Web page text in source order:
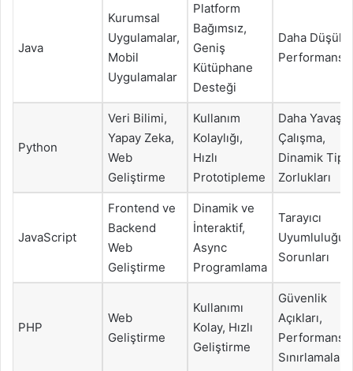
Java
Kurumsal
Uygulamalar,
Mobil
Uygulamalar
Platform
Bağımsız,
Geniş
Kütüphane
Desteği
Daha Düşük
Performans
Python
Veri Bilimi,
Yapay Zeka,
Web
Geliştirme
Kullanım
Kolaylığı,
Hızlı
Prototipleme
Daha Yavaş
Çalışma,
Dinamik Tip
Zorlukları
JavaScript
Frontend ve
Backend
Web
Geliştirme
Dinamik ve
İnteraktif,
Async
Programlama
Tarayıcı
Uyumluluğu
Sorunları
PHP
Web
Geliştirme
Kullanımı
Kolay, Hızlı
Geliştirme
Güvenlik
Açıkları,
Performans
Sınırlamaları